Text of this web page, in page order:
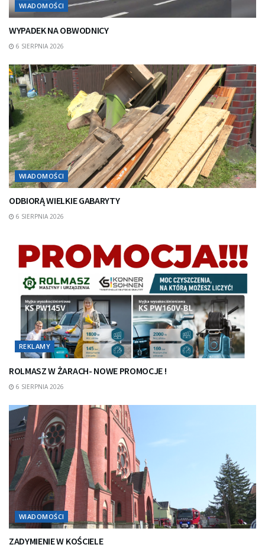
WIADOMOŚCI
WYPADEK NA OBWODNICY
6 SIERPNIA 2026
WIADOMOŚCI
ODBIORĄ WIELKIE GABARYTY
6 SIERPNIA 2026
REKLAMY
ROLMASZ W ŻARACH- NOWE PROMOCJE !
6 SIERPNIA 2026
WIADOMOŚCI
ZADYMIENIE W KOŚCIELE